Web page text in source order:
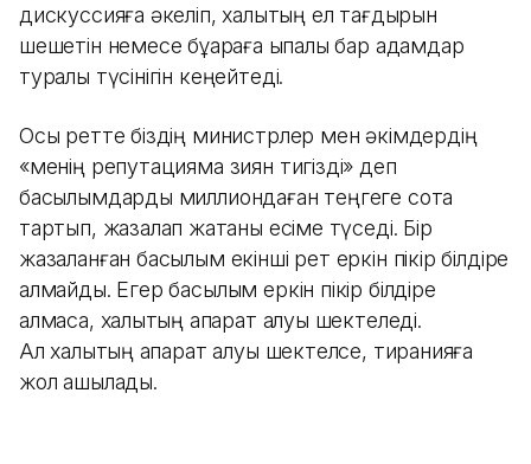
дискуссияға әкеліп, халықтың ел тағдырын
шешетін немесе бұқараға ықпалы бар адамдар
туралы түсінігін кеңейтеді.
Осы ретте біздің министрлер мен әкімдердің
«менің репутацияма зиян тигізді» деп
басылымдарды миллиондаған теңгеге сотқа
тартып, жазалап жатқаны есіме түседі. Бір
жазаланған басылым екінші рет еркін пікір білдіре
алмайды. Егер басылым еркін пікір білдіре
алмаса, халықтың ақпарат алуы шектеледі.
Ал халықтың ақпарат алуы шектелсе, тиранияға
жол ашылады.